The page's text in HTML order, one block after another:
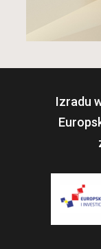
Izradu